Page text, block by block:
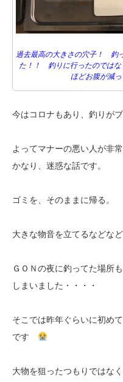
過去最高の大きさの穴子！ 釣
た！！ 釣りに行ったのではな
ほどお腹が減っ
今はコロナもあり、釣りが
よってマナーの悪い人が非
かなり、迷惑な話です。
ゴミを、そのままに帰る。
大きな物音を立てるなどなど
ＧＯＮの夜に釣ってた場所
しまいました・・・・
そこでは昨年ぐらいに初め
です
大物を狙ったつもりではな